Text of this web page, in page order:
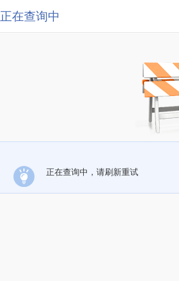
正在查询中
正在查询中，请刷新重试